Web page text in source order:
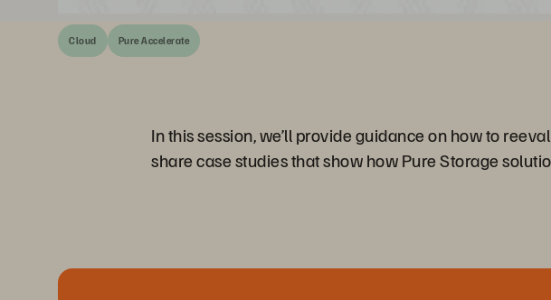
Cloud Pure Accelerate
In this session, we’ll provide guidance on how to
share case studies that show how Pure Storage